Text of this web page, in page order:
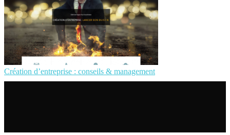
Création d’entreprise : conseils & management